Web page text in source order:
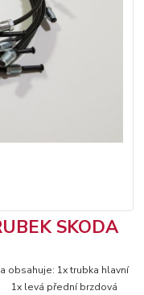
SKODA
obsahuje: 1x trubka hlavní
levá přední brzdová